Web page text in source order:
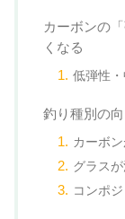
カーボンの
くなる
低弾性
釣り種別の
カーボ
グラス
コンポ